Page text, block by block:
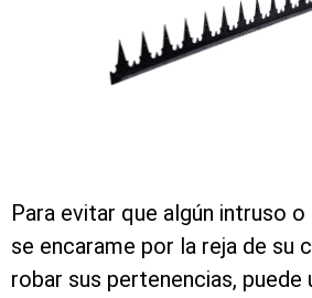
Para evitar que algún intruso
se encarame por la reja de su
robar sus pertenencias, puede